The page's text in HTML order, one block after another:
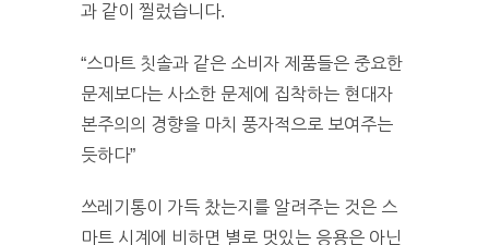
과 같이 찔렀습니다.
“스마트 칫솔과 같은 소비자 제품들은 중요한
문제보다는 사소한 문제에 집착하는 현대자
본주의의 경향을 마치 풍자적으로 보여주는
듯하다”
쓰레기통이 가득 찼는지를 알려주는 것은 스
마트 시계에 비하면 별로 멋있는 응용은 아닌